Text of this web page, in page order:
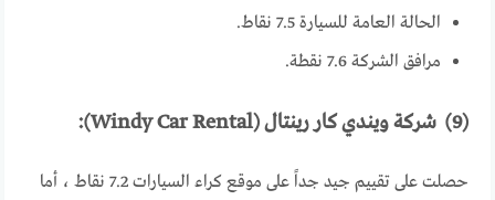
الحالة العامة للسيارة 7.5 نقاط.
مرافق الشركة 7.6 نقطة.
(9) شركة ويندي كار رينتال (Windy Car Rental):
حصلت على تقييم جيد جداً على موقع كراء السيارات 7.2 نقاط ، أما